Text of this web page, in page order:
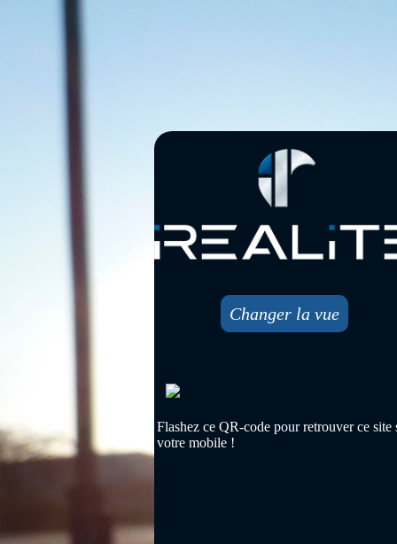
Changer la vue
Flashez ce QR-code pour retrouver ce site
votre mobile !